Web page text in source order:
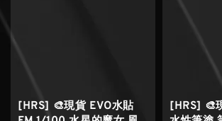
[HRS] 🎨現貨 EVO水貼
[HRS] 🎨